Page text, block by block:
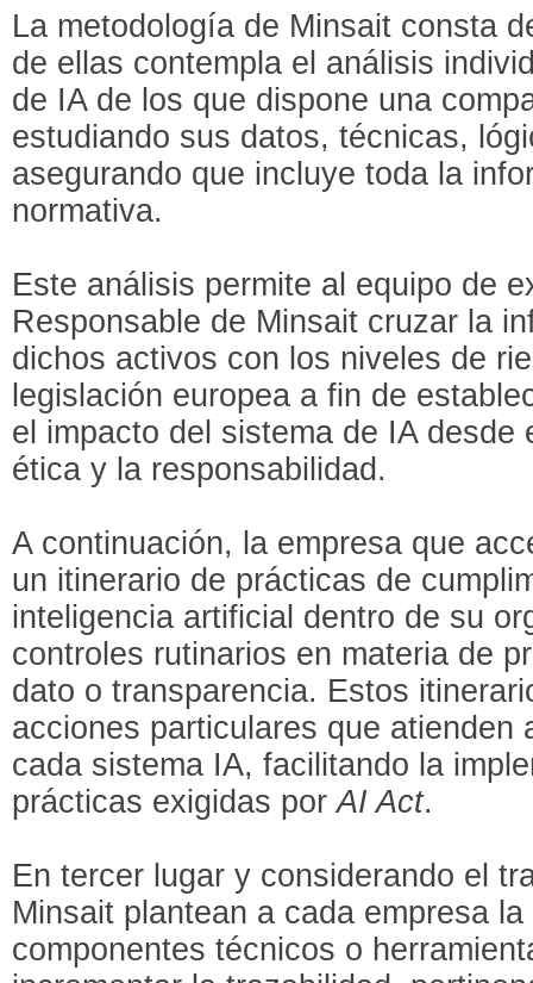
La metodología de Minsait consta
de ellas contempla el análisis
de IA de los que dispone una
estudiando sus datos, técnicas,
asegurando que incluye toda la
normativa.
Este análisis permite al equipo de
Responsable de Minsait cruzar la
dichos activos con los niveles de
legislación europea a fin de
el impacto del sistema de IA desde
ética y la responsabilidad.
A continuación, la empresa que
un itinerario de prácticas de
inteligencia artificial dentro de su
controles rutinarios en materia de
dato o transparencia. Estos
acciones particulares que atienden
cada sistema IA, facilitando la
prácticas exigidas porAI Act.
En tercer lugar y considerando el
Minsait plantean a cada empresa
componentes técnicos o